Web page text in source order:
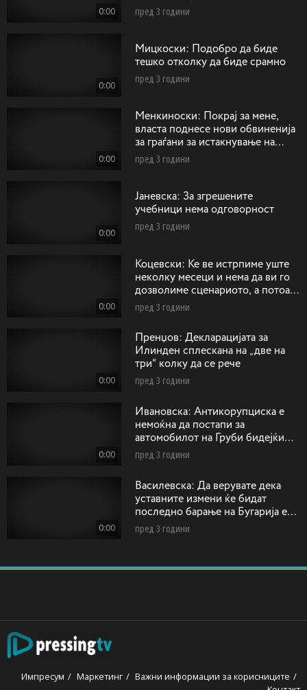
0:00 пред 3 години
0:00
Мицкоски: Подобро да биде
тешко отколку да биде срамно
пред 3 години
0:00
Менкиноски: Покрај за мене,
власта поднесе нови обвиненија
за граѓани за истакнување на
сонцето од Кутлеш
пред 3 години
0:00
Jaневска: За згрешените
учебници нема одговорност
пред 3 години
0:00
Коцевски: Ќе ве истрпиме уште
неколку месеци и нема да ви го
дозволиме сценариото, а потоа
ќе има одговорност
пред 3 години
0:00
Пренџов: Декларацијата за
Илинден сплескана на „две на
три“ колку да се рече
пред 3 години
0:00
Ивановска: Антикорупциска е
немоќна да постапи за
автомобилот на Груби бидејќи
возилото било регистрирано на
пред 3 години
0:00
Василевска: Да верувате дека
уставните измени ќе бидат
последно барање на Бугарија е
како да прифатиме дека ќе се
пред 3 години
Импресум Маркетинг
Важни информации за корисниците